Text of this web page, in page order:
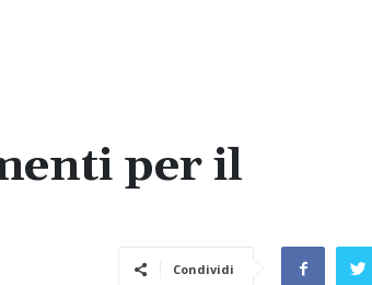
per il
Condividi